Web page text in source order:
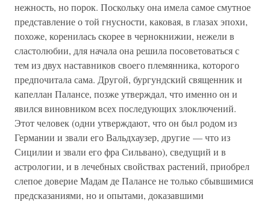
нежность, но порок. Поскольку она имела самое смутное
представление о той гнусности, каковая, в глазах эпохи,
похоже, коренилась скорее в чернокнижии, нежели в
сластолюбии, для начала она решила посоветоваться с
тем из двух наставников своего племянника, которого
предпочитала сама. Другой, бургундский священник и
капеллан Палансе, позже утверждал, что именно он и
явился виновником всех последующих злоключений.
Этот человек (одни утверждают, что он был родом из
Германии и звали его Вальдхаузер, другие — что из
Сицилии и звали его фра Сильвано), сведущий и в
астрологии, и в лечебных свойствах растений, приобрел
слепое доверие Мадам де Палансе не только сбывшимися
предсказаниями, но и опытами, доказавшими